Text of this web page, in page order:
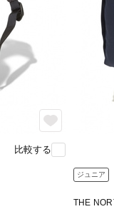
比較する
ジュニア
THE